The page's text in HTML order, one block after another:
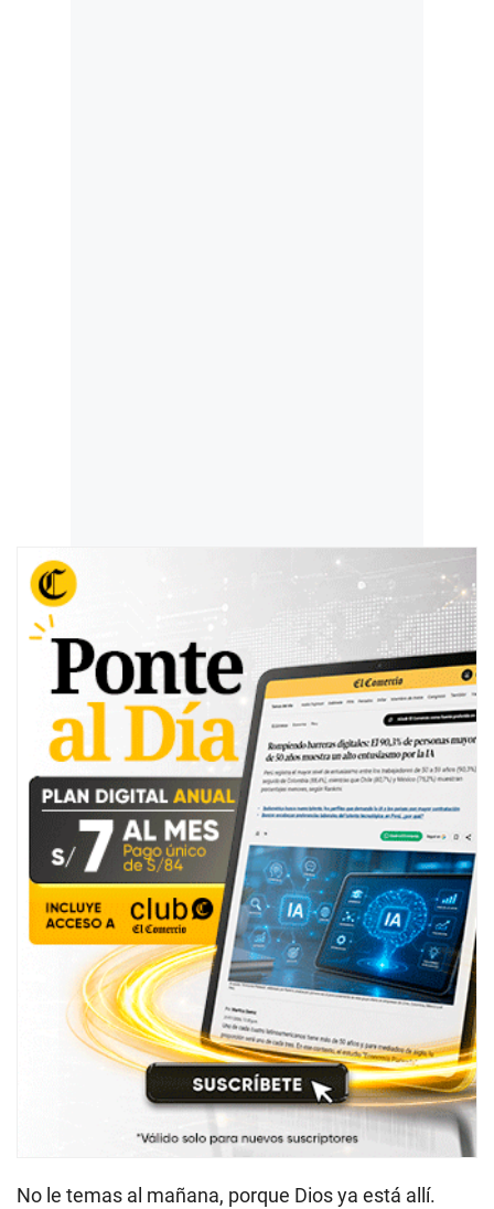
No le temas al mañana, porque Dios ya está allí.